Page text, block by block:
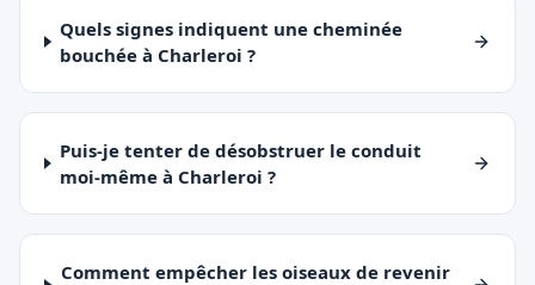
Quels signes indiquent une cheminée
bouchée à Charleroi ?
Puis-je tenter de désobstruer le conduit
moi-même à Charleroi ?
Comment empêcher les oiseaux de revenir